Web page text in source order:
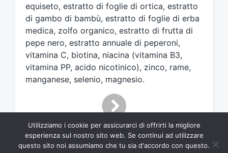
equiseto, estratto di foglie di ortica, estratto
di gambo di bambù, estratto di foglie di erba
medica, zolfo organico, estratto di frutta di
pepe nero, estratto annuale di peperoni,
vitamina C, biotina, niacina (vitamina B3,
vitamina PP, acido nicotinico), zinco, rame,
manganese, selenio, magnesio.
Utilizziamo i cookie per assicurarci di offrirti la migliore
esperienza sul nostro sito web. Se continui ad utilizzare
questo sito noi assumiamo che tu sia d'accordo con questo.